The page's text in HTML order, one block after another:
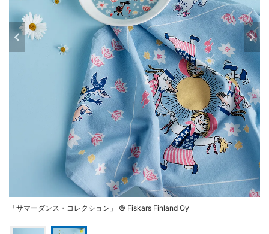
「サマーダンス・コレクション」 © Fiskars Finland Oy